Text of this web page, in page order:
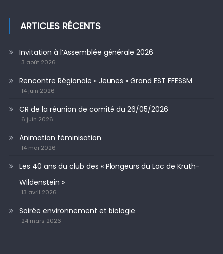
ARTICLES RÉCENTS
Invitation à l’Assemblée générale 2026
3 août 2026
Rencontre Régionale « Jeunes » Grand EST FFESSM
14 juin 2026
CR de la réunion de comité du 26/05/2026
6 juin 2026
Animation féminisation
14 mai 2026
Les 40 ans du club des « Plongeurs du Lac de Kruth-
Wildenstein »
13 avril 2026
Soirée environnement et biologie
24 mars 2026